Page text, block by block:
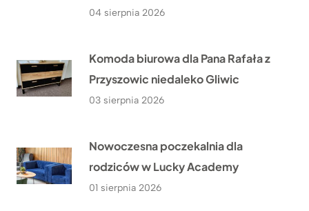
04 sierpnia 2026
Komoda biurowa dla Pana Rafała z
Przyszowic niedaleko Gliwic
03 sierpnia 2026
Nowoczesna poczekalnia dla
rodziców w Lucky Academy
01 sierpnia 2026